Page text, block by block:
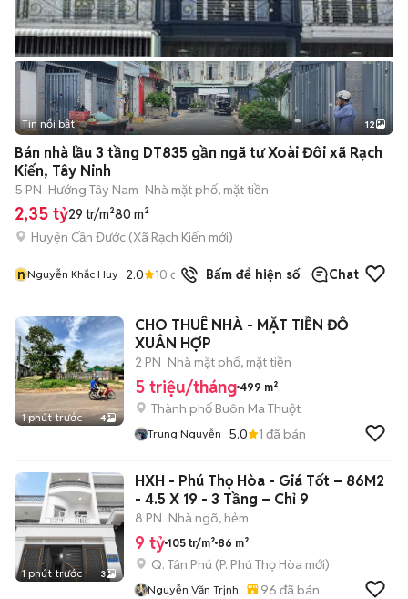
+2
Tin nổi bật 12
Bán nhà lầu 3 tầng DT835 gần ngã tư Xoài Đôi xã Rạch
Kiến, Tây Ninh
5 PN Hướng Tây Nam Nhà mặt phố, mặt tiền
2,35 tỷ29 tr/m²80 m²
Huyện Cần Đước (Xã Rạch Kiến mới)
nNguyễn Khắc Huy 2.0 10 đã bánBấm để hiện số Chat
1 phút trước 4
CHO THUÊ NHÀ - MẶT TIỀN ĐỖ
XUÂN HỢP
2 PN Nhà mặt phố, mặt tiền
5 triệu/tháng 499 m²
Thành phố Buôn Ma Thuột
Trung Nguyễn 5.0 1 đã bán
1 phút trước 3
HXH - Phú Thọ Hòa - Giá Tốt – 86M2
- 4.5 X 19 - 3 Tầng – Chỉ 9
8 PN Nhà ngõ, hẻm
9 tỷ 105 tr/m² 86 m²
Q. Tân Phú (P. Phú Thọ Hòa mới)
Nguyễn Văn Trịnh 96 đã bán